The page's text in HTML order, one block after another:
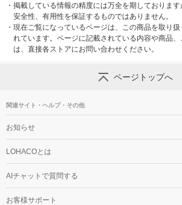
・ 掲載している情報の精度には万全を期しております
安全性、有用性を保証するものではありません。
・ 現在ご覧になっているページは、この商品を取り
れています。ページに記載されている内容や商品
は、直接各ストアにお問い合わせください。
ページトップへ
関連サイト・ヘルプ・その他
お知らせ
LOHACOとは
AIチャットで質問する
お客様サポート